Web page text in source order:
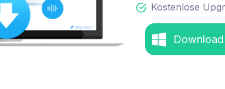
Kostenlose
Download